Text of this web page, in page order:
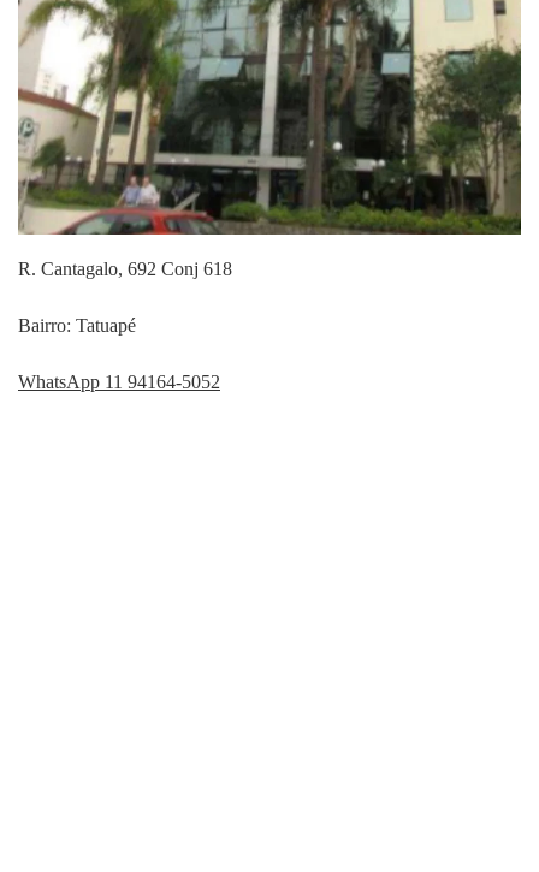
R. Cantagalo, 692 Conj 618
Bairro: Tatuapé
WhatsApp 11 94164-5052